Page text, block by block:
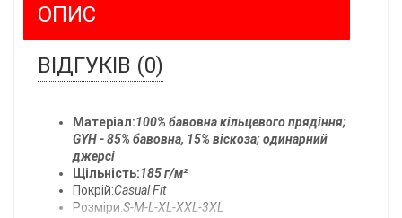
ОПИС
ВІДГУКІВ (0)
Матеріал:100% бавовна кільцевого прядіння;
GYH - 85% бавовна, 15% віскоза; одинарний
джерсі
Щільність:185 г/м²
Покрій:Casual Fit
Розміри:S-M-L-XL-XXL-3XL